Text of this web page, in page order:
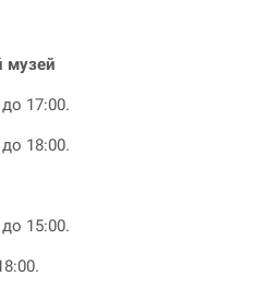
музей
17:00.
18:00.
15:00.